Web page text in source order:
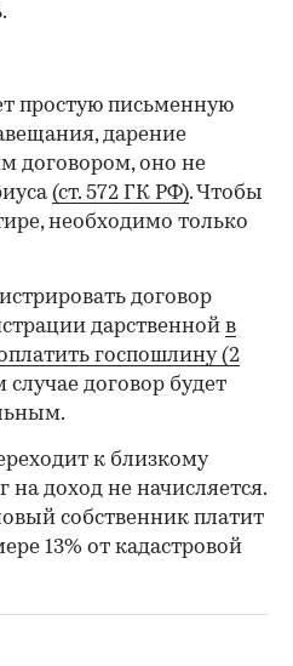
простую письменную
дарение
договором, оно не
(ст. 572 ГК РФ). Чтобы
необходимо только
договор
дарственной в
госпошлину (2
договор будет
к близкому
на доход не начисляется.
собственник платит
13% от кадастровой